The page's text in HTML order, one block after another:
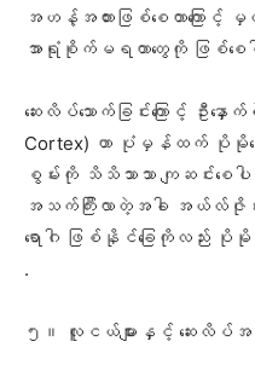
အဟန့်အတားဖြစ်စေတာကြောင့်
အာရုံစိုက်မရတာတွေကို ဖြစ်စေ
ဆေးလိပ်သောက်ခြင်းကြောင့် ဦး
Cortex) ဟာ ပုံမှန်ထက် ပိုမို‌သေး
စွမ်းကို သိသိသာသာ ကျဆင်းစေ
အသက်ကြီးလာတဲ့အခါ အယ်လ်ဇိုင်
ရောဂါ ဖြစ်နိုင်ခြေကိုလည်း
‎.
၅။ လူငယ်များနှင့် ဆေးလိပ်